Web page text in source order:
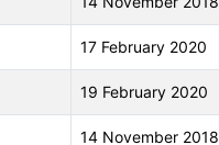
17 February 2020
19 February 2020
14 November 2018